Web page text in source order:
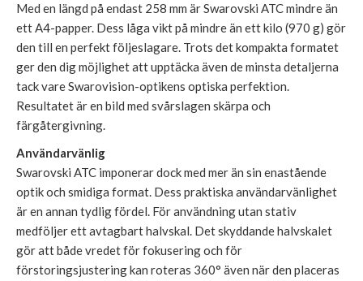
Med en längd på endast 258 mm är Swarovski ATC mindre än
ett A4-papper. Dess låga vikt på mindre än ett kilo (970 g) gör
den till en perfekt följeslagare. Trots det kompakta formatet
ger den dig möjlighet att upptäcka även de minsta detaljerna
tack vare Swarovision-optikens optiska perfektion.
Resultatet är en bild med svårslagen skärpa och
färgåtergivning.
Användarvänlig
Swarovski ATC imponerar dock med mer än sin enastående
optik och smidiga format. Dess praktiska användarvänlighet
är en annan tydlig fördel. För användning utan stativ
medföljer ett avtagbart halvskal. Det skyddande halvskalet
gör att både vredet för fokusering och för
förstoringsjustering kan roteras 360° även när den placeras